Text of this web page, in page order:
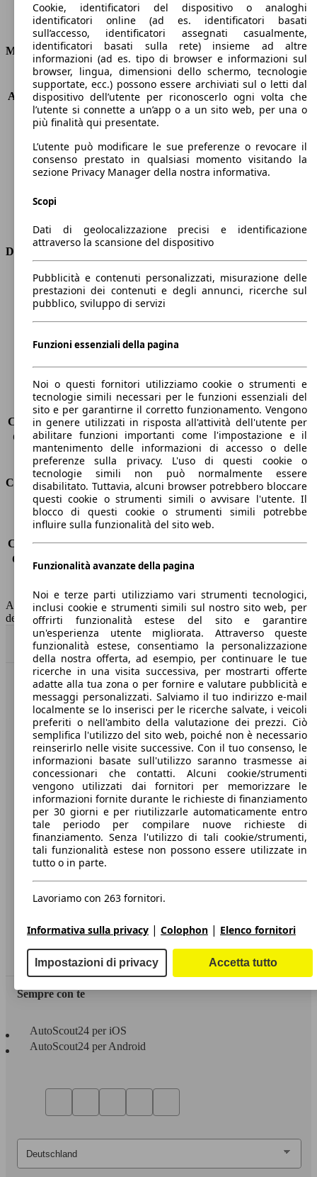
Consumi
Motore e Prestazioni
KW (PS)
55 kW (75 PS)
Accelerazione (0-100 km/h)
15.5s
Velocità massima (km/h)
152 km/h
Numero di marce
5
Coppia
200 nm
Cilindrata
1461 ccm
Carburante
Diesel
Trasmissione
Dimensioni
Lunghezza
4360 mm
Altezza
1810 mm
Larghezza
Peso massimo
-
Sedili
5
Carico sul tetto
-
Capacità di traino (senza freni) -
Capacità di traino (con freni)
1200 kg
Volume del bagagliaio
800 - 3000 l
Consumi
Emissioni di CO2*
108 g/km (komb.)
Consumo (urbano)
4.4 l/100km
Consumo (extra-urbano) 4.1 l/100km
Consumo (combinato)*
4.2 l/100km
Capacità del serbatoio
50 l
AutoScout24 non si assume alcuna responsabilità per la correttezza
dei dati.
Torna su
Benvenuti su AutoScout24, il mercato auto europeo.
Società
A proposito di AutoScout24
Stampa
Media
Condizioni generali
Informazioni
Privacy
Dichiarazione di Accessibilità
Servizi
Area rivenditori
Sempre con te
AutoScout24 per iOS
AutoScout24 per Android
Cookie, identificatori del dispositivo o analoghi
identificatori online (ad es. identificatori basati
sull’accesso, identificatori assegnati casualmente,
identificatori basati sulla rete) insieme ad altre
informazioni (ad es. tipo di browser e informazioni sul
browser, lingua, dimensioni dello schermo, tecnologie
supportate, ecc.) possono essere archiviati sul o letti dal
dispositivo dell’utente per riconoscerlo ogni volta che
l’utente si connette a un’app o a un sito web, per una o
più finalità qui presentate.
L’utente può modificare le sue preferenze o revocare il
consenso prestato in qualsiasi momento visitando la
sezione Privacy Manager della nostra informativa.
Scopi
Dati di geolocalizzazione precisi e identificazione
attraverso la scansione del dispositivo
Pubblicità e contenuti personalizzati, misurazione delle
prestazioni dei contenuti e degli annunci, ricerche sul
pubblico, sviluppo di servizi
Funzioni essenziali della pagina
Noi o questi fornitori utilizziamo cookie o strumenti e
tecnologie simili necessari per le funzioni essenziali del
sito e per garantirne il corretto funzionamento. Vengono
in genere utilizzati in risposta all'attività dell'utente per
abilitare funzioni importanti come l'impostazione e il
mantenimento delle informazioni di accesso o delle
preferenze sulla privacy. L'uso di questi cookie o
tecnologie simili non può normalmente essere
disabilitato. Tuttavia, alcuni browser potrebbero bloccare
questi cookie o strumenti simili o avvisare l'utente. Il
blocco di questi cookie o strumenti simili potrebbe
influire sulla funzionalità del sito web.
Funzionalità avanzate della pagina
Noi e terze parti utilizziamo vari strumenti tecnologici,
inclusi cookie e strumenti simili sul nostro sito web, per
offrirti funzionalità estese del sito e garantire
un'esperienza utente migliorata. Attraverso queste
funzionalità estese, consentiamo la personalizzazione
della nostra offerta, ad esempio, per continuare le tue
ricerche in una visita successiva, per mostrarti offerte
adatte alla tua zona o per fornire e valutare pubblicità e
messaggi personalizzati. Salviamo il tuo indirizzo e-mail
localmente se lo inserisci per le ricerche salvate, i veicoli
preferiti o nell'ambito della valutazione dei prezzi. Ciò
semplifica l'utilizzo del sito web, poiché non è necessario
reinserirlo nelle visite successive. Con il tuo consenso, le
informazioni basate sull'utilizzo saranno trasmesse ai
concessionari che contatti. Alcuni cookie/strumenti
vengono utilizzati dai fornitori per memorizzare le
informazioni fornite durante le richieste di finanziamento
per 30 giorni e per riutilizzarle automaticamente entro
tale periodo per compilare nuove richieste di
finanziamento. Senza l'utilizzo di tali cookie/strumenti,
tali funzionalità estese non possono essere utilizzate in
tutto o in parte.
Lavoriamo con 263 fornitori.
Informativa sulla privacy | Colophon | Elenco fornitori
Impostazioni di privacy Accetta tutto